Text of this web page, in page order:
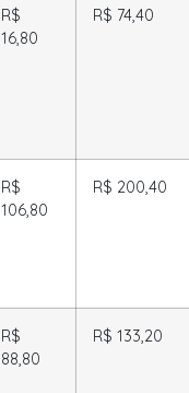
R$
16,80
R$ 74,40
R$
106,80
R$ 200,40
R$
88,80
R$ 133,20